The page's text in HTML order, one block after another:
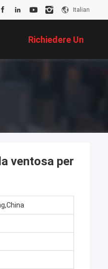
Italian
Richiedere Un
Preventivo
ventosa per